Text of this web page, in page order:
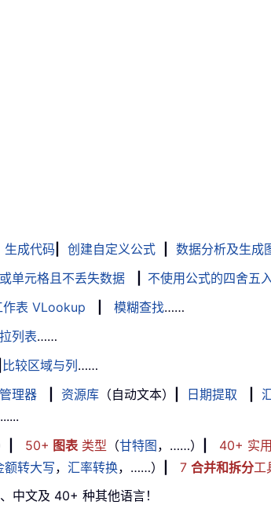
生成代码 创建自定义公式
数据分析及生成
单元格且不丢失数据
不使用公式的四舍五
作表 VLookup 模糊查找……
列表……
比较区域与列 ……
理器 资源库 （自动文本） 日期提取
50+ 图表类型 （甘特图 ，……）
40+ 实
额转大写， 汇率转换，……） 7 合并和拆分工
中文及 40+ 种其他语言！